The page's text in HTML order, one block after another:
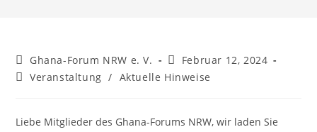
Beitrags-
Autor:
Ghana-Forum NRW e. V.
Beitrag
veröffentlicht:
Februar 12, 2024
Beitrags-
Veranstaltung / Aktuelle Hinweise
Liebe Mitglieder des Ghana-Forums NRW, wir laden Sie